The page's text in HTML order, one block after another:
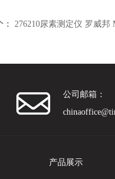
276210尿素测定仪 罗威邦
公司邮箱：
产品展示